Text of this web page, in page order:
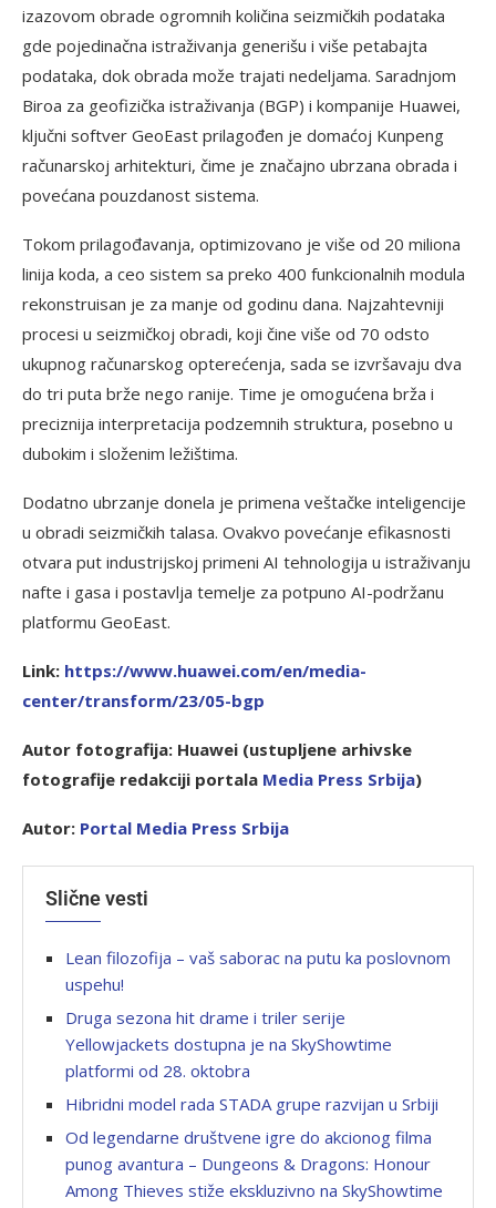
izazovom obrade ogromnih količina seizmičkih podataka
gde pojedinačna istraživanja generišu i više petabajta
podataka, dok obrada može trajati nedeljama. Saradnjom
Biroa za geofizička istraživanja (BGP) i kompanije Huawei,
ključni softver GeoEast prilagođen je domaćoj Kunpeng
računarskoj arhitekturi, čime je značajno ubrzana obrada i
povećana pouzdanost sistema.
Tokom prilagođavanja, optimizovano je više od 20 miliona
linija koda, a ceo sistem sa preko 400 funkcionalnih modula
rekonstruisan je za manje od godinu dana. Najzahtevniji
procesi u seizmičkoj obradi, koji čine više od 70 odsto
ukupnog računarskog opterećenja, sada se izvršavaju dva
do tri puta brže nego ranije. Time je omogućena brža i
preciznija interpretacija podzemnih struktura, posebno u
dubokim i složenim ležištima.
Dodatno ubrzanje donela je primena veštačke inteligencije
u obradi seizmičkih talasa. Ovakvo povećanje efikasnosti
otvara put industrijskoj primeni AI tehnologija u istraživanju
nafte i gasa i postavlja temelje za potpuno AI-podržanu
platformu GeoEast.
Link: https://www.huawei.com/en/media-
center/transform/23/05-bgp
Autor fotografija: Huawei (ustupljene arhivske
fotografije redakciji portala Media Press Srbija)
Autor: Portal Media Press Srbija
Slične vesti
Lean filozofija – vaš saborac na putu ka poslovnom
uspehu!
Druga sezona hit drame i triler serije
Yellowjackets dostupna je na SkyShowtime
platformi od 28. oktobra
Hibridni model rada STADA grupe razvijan u Srbiji
Od legendarne društvene igre do akcionog filma
punog avantura – Dungeons & Dragons: Honour
Among Thieves stiže ekskluzivno na SkyShowtime